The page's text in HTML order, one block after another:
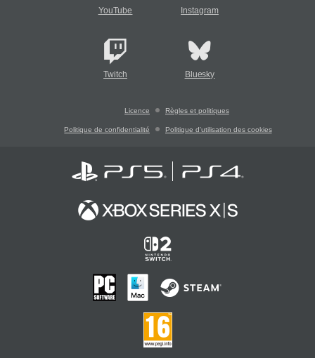
YouTube Instagram
Twitch Bluesky
Licence Règles et politiques
Politique de confidentialité Politique d'utilisation des cookies